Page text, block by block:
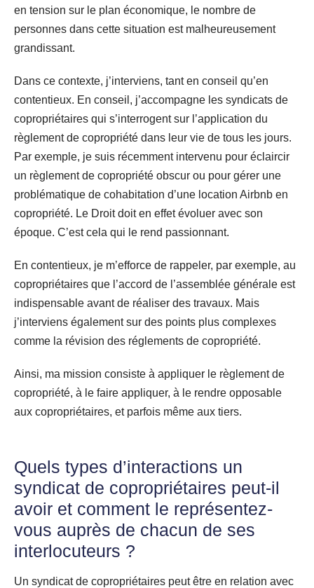
en tension sur le plan économique, le nombre de
personnes dans cette situation est malheureusement
grandissant.
Dans ce contexte, j’interviens, tant en conseil qu’en
contentieux. En conseil, j’accompagne les syndicats de
copropriétaires qui s’interrogent sur l’application du
règlement de copropriété dans leur vie de tous les jours.
Par exemple, je suis récemment intervenu pour éclaircir
un règlement de copropriété obscur ou pour gérer une
problématique de cohabitation d’une location Airbnb en
copropriété. Le Droit doit en effet évoluer avec son
époque. C’est cela qui le rend passionnant.
En contentieux, je m’efforce de rappeler, par exemple, au
copropriétaires que l’accord de l’assemblée générale est
indispensable avant de réaliser des travaux. Mais
j’interviens également sur des points plus complexes
comme la révision des réglements de copropriété.
Ainsi, ma mission consiste à appliquer le règlement de
copropriété, à le faire appliquer, à le rendre opposable
aux copropriétaires, et parfois même aux tiers.
Quels types d’interactions un
syndicat de copropriétaires peut-il
avoir et comment le représentez-
vous auprès de chacun de ses
interlocuteurs ?
Un syndicat de copropriétaires peut être en relation avec